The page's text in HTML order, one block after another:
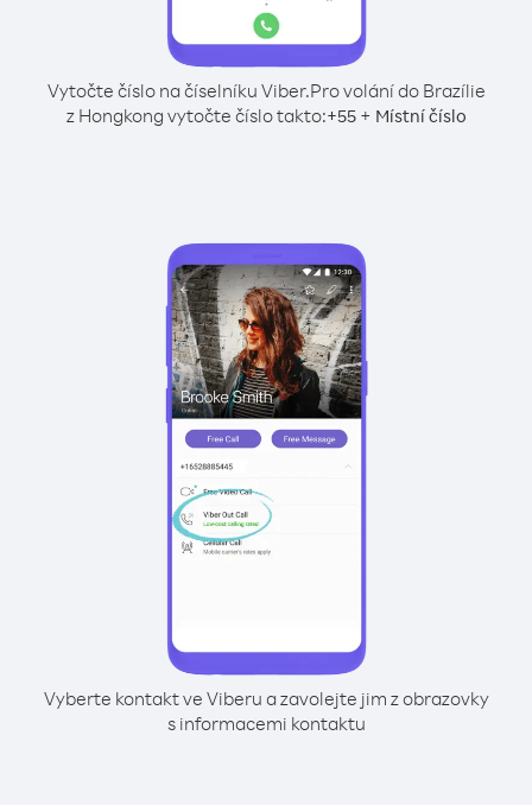
Vytočte číslo na číselníku Viber.Pro volání do Brazílie
z Hongkong vytočte číslo takto:+55+ Místní číslo
Vyberte kontakt ve Viberu a zavolejte jim z obrazovky
s informacemi kontaktu